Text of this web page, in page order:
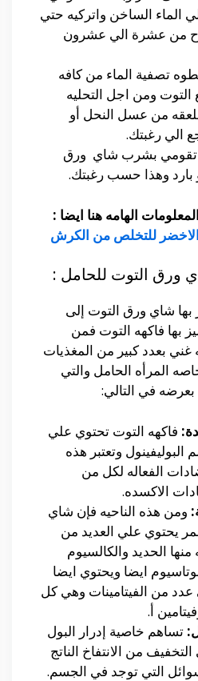
الماء الساخن واتركيه حتي
من عشرة الي عشرون
تصفية الماء من كافه
ومن اجل التحليه
من عسل النحل أو
الي رغبتك.
تقومي بشرب شاي ورق
بارد وهذا حسب رغبتك.
الهامه هنا ايضا :
للتخلص من الكرش
ورق التوت للحامل :
بها شاي ورق التوت إلى
بها فاكهه التوت فمن
بعدد كبير من المغذيات
المرأه الحامل والتي
في التالي:
فاكهه التوت تحتوي علي
وتعتبر هذه
الفعاله لكل من
الاكسده.
ومن هذه الناحيه فإن شاي
يحتوي علي العديد من
منها الحديد والكالسيوم
ايضا ويحتوي ايضا
من الفيتامينات وهي كل
أ.
تساهم خاصية إدرار البول
من الانتفاخ الناتج
التي توجد في الجسم.